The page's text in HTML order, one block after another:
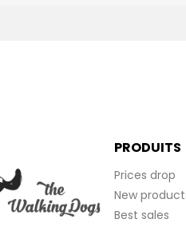
PRODUITS
Prices drop
New
Best sales